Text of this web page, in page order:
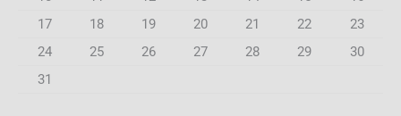
17
18 19 20 21 22
23
24
25 26 27 28 29
30
31